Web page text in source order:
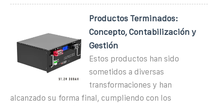
Productos Terminados:
Concepto, Contabilización y
Gestión
Estos productos han sido
sometidos a diversas
transformaciones y han
alcanzado su forma final, cumpliendo con los